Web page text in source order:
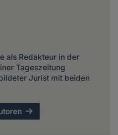
als Redakteur in der
Tageszeitung
Jurist mit beiden